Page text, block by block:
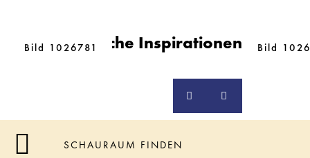
Ähnliche Inspirationen
Bild 1026781 Bild
SCHAURAUM FINDEN